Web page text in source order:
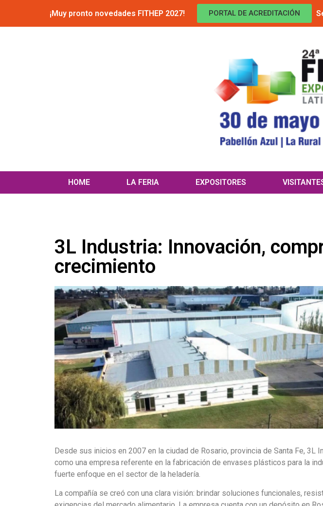
PORTAL DE ACREDITACIÓN
¡Muy pronto novedades FITHEP 2027!
HOME LA FERIA EXPOSITORES
3L Industria: Innovación,
crecimiento
Desde sus inicios en 2007 en la ciudad de Rosario, provincia de Santa Fe, 3L
como una empresa referente en la fabricación de envases plásticos para la
fuerte enfoque en el sector de la heladería.
La compañía se creó con una clara visión: brindar soluciones funcionales,